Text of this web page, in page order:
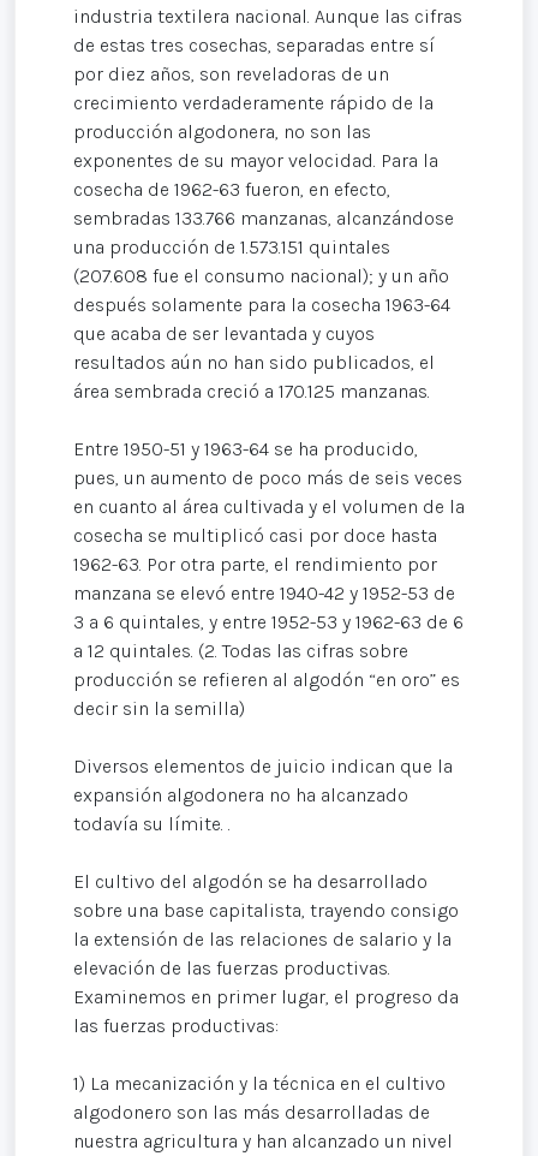
industria textilera nacional. Aunque las cifras
de estas tres cosechas, separadas entre sí
por diez años, son reveladoras de un
crecimiento verdaderamente rápido de la
producción algodonera, no son las
exponentes de su mayor velocidad. Para la
cosecha de 1962-63 fueron, en efecto,
sembradas 133.766 manzanas, alcanzándose
una producción de 1.573.151 quintales
(207.608 fue el consumo nacional); y un año
después solamente para la cosecha 1963-64
que acaba de ser levantada y cuyos
resultados aún no han sido publicados, el
área sembrada creció a 170.125 manzanas.
Entre 1950-51 y 1963-64 se ha producido,
pues, un aumento de poco más de seis veces
en cuanto al área cultivada y el volumen de la
cosecha se multiplicó casi por doce hasta
1962-63. Por otra parte, el rendimiento por
manzana se elevó entre 1940-42 y 1952-53 de
3 a 6 quintales, y entre 1952-53 y 1962-63 de 6
a 12 quintales. (2. Todas las cifras sobre
producción se refieren al algodón “en oro” es
decir sin la semilla)
Diversos elementos de juicio indican que la
expansión algodonera no ha alcanzado
todavía su límite. .
El cultivo del algodón se ha desarrollado
sobre una base capitalista, trayendo consigo
la extensión de las relaciones de salario y la
elevación de las fuerzas productivas.
Examinemos en primer lugar, el progreso da
las fuerzas productivas:
1) La mecanización y la técnica en el cultivo
algodonero son las más desarrolladas de
nuestra agricultura y han alcanzado un nivel